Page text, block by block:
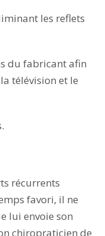
les reflets
du fabricant afin
télévision et le
récurrents
favori, il ne
lui envoie son
chiropraticien de